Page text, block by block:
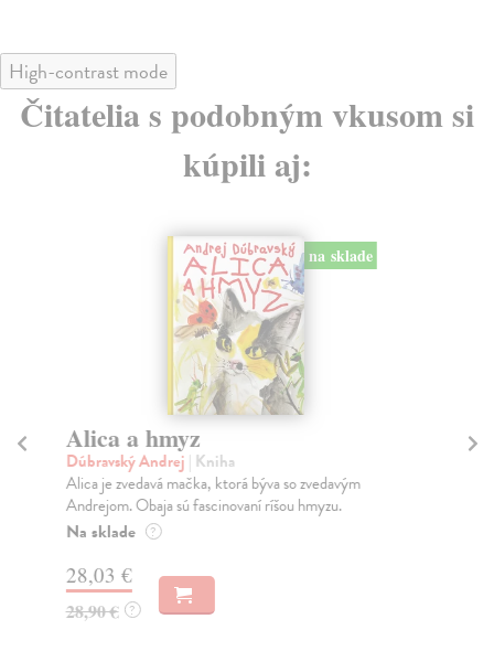
High-contrast mode
Čitatelia s podobným vkusom si
kúpili aj:
na sklade
Alica a hmyz
Dúbravský Andrej | Kniha
Alica je zvedavá mačka, ktorá býva so zvedavým
Andrejom. Obaja sú fascinovaní ríšou hmyzu.
Na sklade ?
28,03 €
28,90 € ?